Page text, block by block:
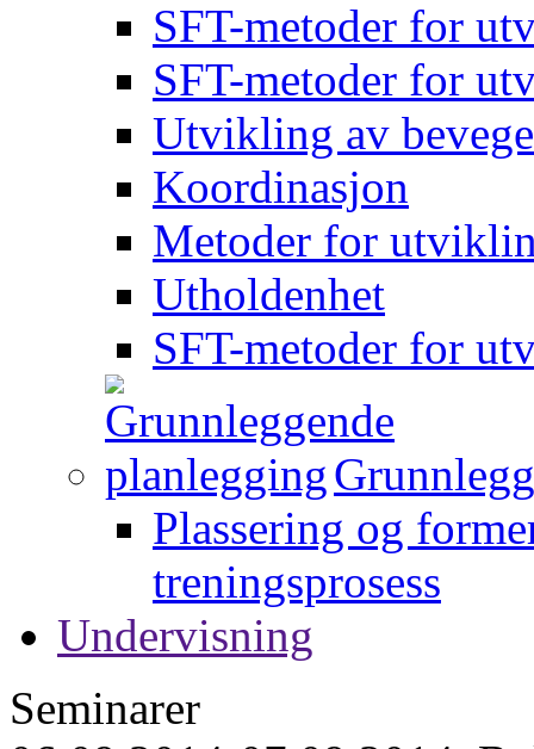
SFT-metoder for
SFT-metoder for
Utvikling av
Koordinasjon
Metoder for
Utholdenhet
SFT-metoder for
Plassering og
treningsprosess
Undervisning
Seminarer